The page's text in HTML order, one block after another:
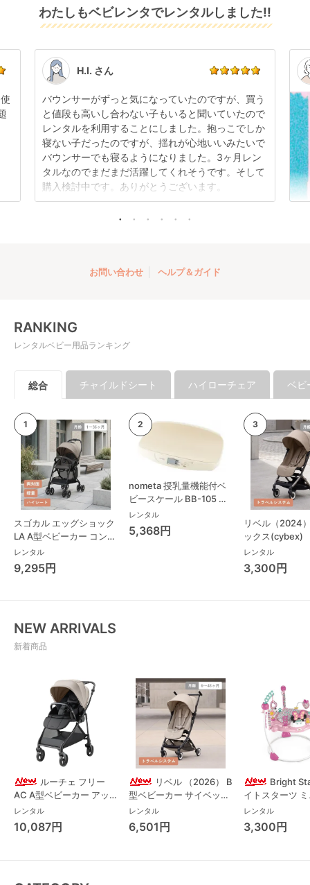
てお届けしております。そのため、小さなキズや使用
感はございますが、故障や大きなキズ、シミなどのリ
す。
点検清掃については
もご確認ください。
また、レンタル期間の変更も商品発送前であれば変更
可能です。
い。
わたしもベビレンタでレンタルしました!!
H.I. さん
バウンサーがずっと気になっていたのですが、買う
と値段も高いし合わない子もいると聞いていたので
レンタルを利用することにしました。抱っこでしか
寝ない子だったのですが、揺れが心地いいみたいで
バウンサーでも寝るようになりました。3ヶ月レン
タルなのでまだまだ活躍してくれそうです。そして
購入検討中です。ありがとうございます。
お問い合わせ ヘルプ＆ガイド
RANKING
レンタルベビー用品ランキング
総合 チャイルドシート ハイローチェア ベビ
スゴカル エッグショック
LA A型ベビーカー コンビ
(Combi)
レンタル
9,295円
nometa 授乳量機能付ベ
ビースケール BB-105 タ
ニタ(TANITA) ベビースケ
ール・体重計
レンタル
5,368円
リベル（2024
ックス(cybex)
レンタル
3,300円
NEW ARRIVALS
新着商品
ルーチェ フリー
AC A型ベビーカー アッ
プリカ(Aprica) A型ベビ
ーカー アップリカ
(Aprica)
レンタル
10,087円
リベル （2026） B
型ベビーカー サイベック
ス(cybex)
レンタル
6,501円
Bright
イトスターツ
ス フォーエバ
レンド ジャン
パルー キッズ
レンタル
3,300円